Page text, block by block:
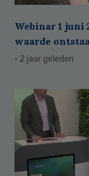
Webinar 1 juni
waarde
· 2 jaar geleden